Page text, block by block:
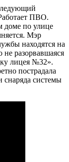
ПВО.
доме по улице
Мэр
находятся на
разорвавшаяся
лицея №32».
пострадала
снаряда системы